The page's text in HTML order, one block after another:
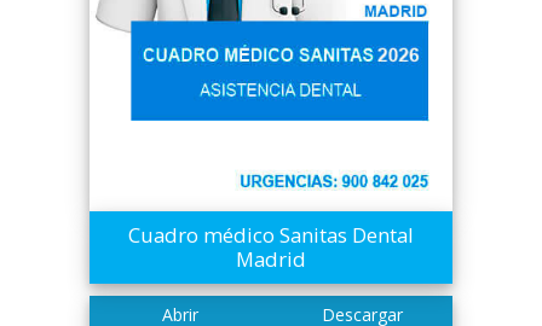
Cuadro médico Sanitas Dental
Madrid